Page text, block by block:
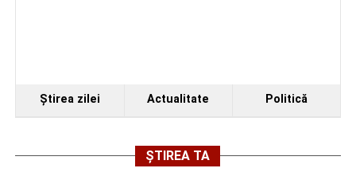
Ştirea zilei Actualitate Politică
ȘTIREA TA